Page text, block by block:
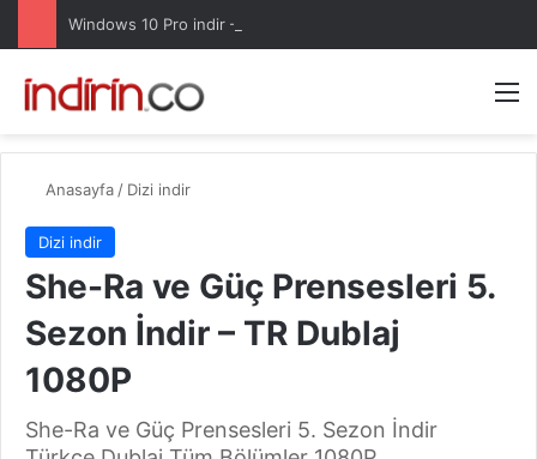
Windows 10 Pro indir – Türkçe – Güncel 2025
Anasayfa / Dizi indir
Dizi indir
She-Ra ve Güç Prensesleri 5.
Sezon İndir – TR Dublaj
1080P
She-Ra ve Güç Prensesleri 5. Sezon İndir